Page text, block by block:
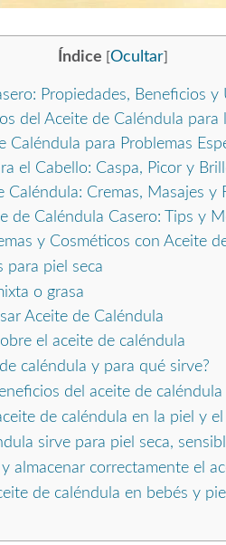
Índice [Ocultar]
Propiedades, Beneficios y
del Aceite de Caléndula para
Caléndula para Problemas
el Cabello: Caspa, Picor y
Caléndula: Cremas, Masajes y
de Caléndula Casero: Tips y
y Cosméticos con Aceite
para piel seca
o grasa
Aceite de Caléndula
el aceite de caléndula
caléndula y para qué sirve?
del aceite de caléndula
de caléndula en la piel y el
sirve para piel seca,
almacenar correctamente el
de caléndula en bebés y